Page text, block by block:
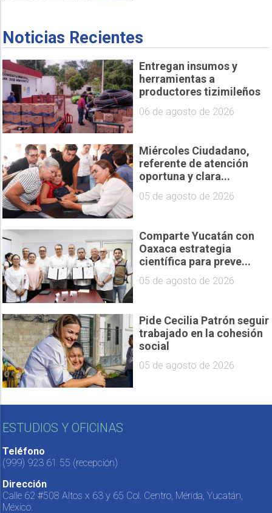
Noticias Recientes
Entregan insumos y
herramientas a
productores tizimileños
06 de agosto de 2026
Miércoles Ciudadano,
referente de atención
oportuna y clara...
05 de agosto de 2026
Comparte Yucatán con
Oaxaca estrategia
científica para preve...
05 de agosto de 2026
Pide Cecilia Patrón seguir
trabajado en la cohesión
social
05 de agosto de 2026
ESTUDIOS Y OFICINAS
Teléfono
(999) 923 61 55 (recepción)
Dirección
Calle 62 #508 Altos x 63 y 65 Col. Centro, Mérida, Yucatán,
México.